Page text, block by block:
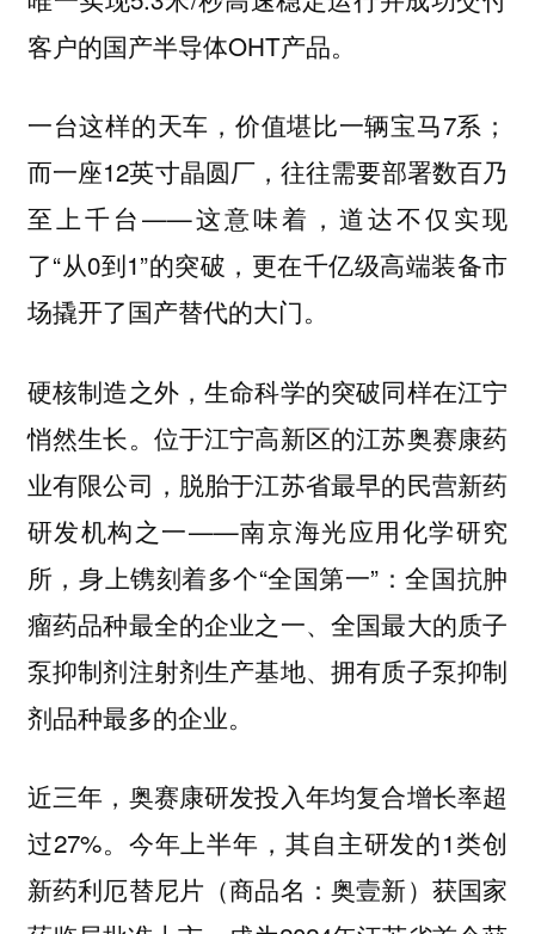
客户的国产半导体OHT产品。
一台这样的天车，价值堪比一辆宝马7系；
而一座12英寸晶圆厂，往往需要部署数百乃
至上千台——这意味着，道达不仅实现
了“从0到1”的突破，更在千亿级高端装备市
场撬开了国产替代的大门。
硬核制造之外，生命科学的突破同样在江宁
悄然生长。位于江宁高新区的江苏奥赛康药
业有限公司，脱胎于江苏省最早的民营新药
研发机构之一——南京海光应用化学研究
所，身上镌刻着多个“全国第一”：全国抗肿
瘤药品种最全的企业之一、全国最大的质子
泵抑制剂注射剂生产基地、拥有质子泵抑制
剂品种最多的企业。
近三年，奥赛康研发投入年均复合增长率超
过27%。今年上半年，其自主研发的1类创
新药利厄替尼片（商品名：奥壹新）获国家